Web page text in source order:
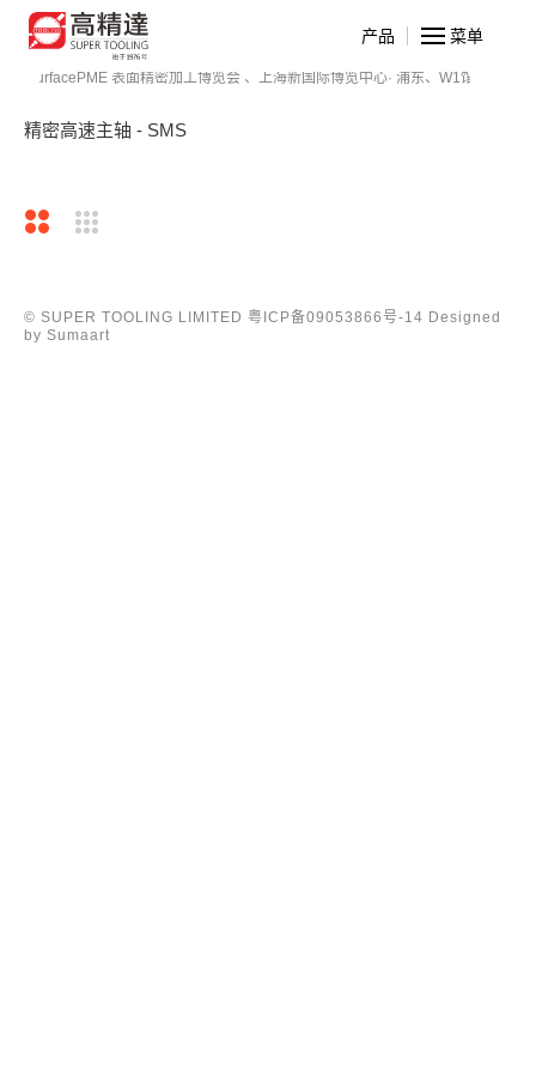
、SurfacePME 表面精密加工博览会 、上海新国际博览中心· 浦东、W1馆E21 、欢
产品 菜单
精密高速主轴 - SMS
© SUPER TOOLING LIMITED 粤ICP备09053866号-14 Designed
by Sumaart